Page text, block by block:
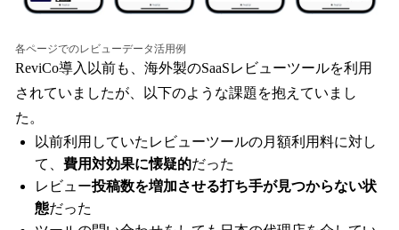
各ページでのレビューデータ活用例
ReviCo導入以前も、海外製のSaaSレビューツールを利用
されていましたが、以下のような課題を抱えていまし
た。
以前利用していたレビューツールの月額利用料に対し
て、 費用対効果に懐疑的だった
レビュー投稿数を増加させる打ち手が見つからない状
態だった